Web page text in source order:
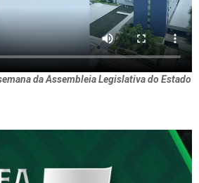
da Assembleia Legislativa do Estado